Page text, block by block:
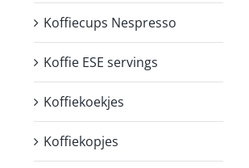
Koffiecups Nespresso
Koffie ESE servings
Koffiekoekjes
Koffiekopjes